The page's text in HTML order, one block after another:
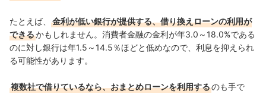
たとえば、
金利が低い銀行が提供する、借り換えローンの利用が
できるかもしれません。消費者金融の金利が年3.0～18.0%である
のに対し銀行は年1.5～14.5％ほどと低めなので、利息を抑えられ
る可能性があります。
複数社で借りているなら、おまとめローンを利用するのも手で